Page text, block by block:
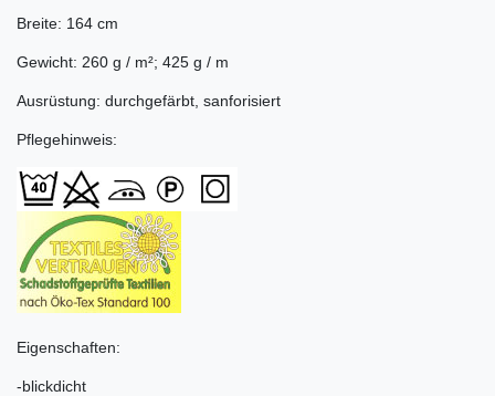
Breite: 164 cm
Gewicht: 260 g / m²; 425 g / m
Ausrüstung: durchgefärbt, sanforisiert
Pflegehinweis:
Eigenschaften:
-blickdicht